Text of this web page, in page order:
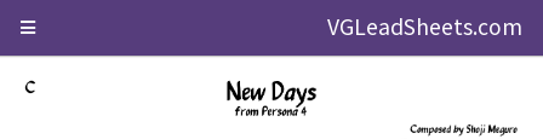
VGLeadSheets.com